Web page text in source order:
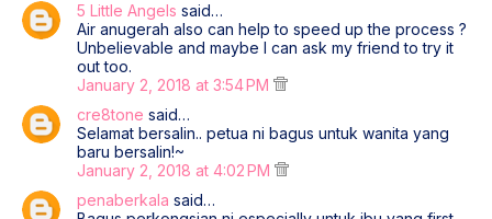
5 Little Angels said…
Air anugerah also can help to speed up the process ?
Unbelievable and maybe I can ask my friend to try it
out too.
January 2, 2018 at 3:54 PM
cre8tone said…
Selamat bersalin.. petua ni bagus untuk wanita yang
baru bersalin!~
January 2, 2018 at 4:02 PM
penaberkala said…